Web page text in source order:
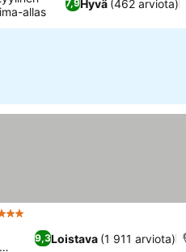
7,9Hyvä (462 arviota)
allas
Tähtiluokitus
9,3Loistava (1 911 arviota)